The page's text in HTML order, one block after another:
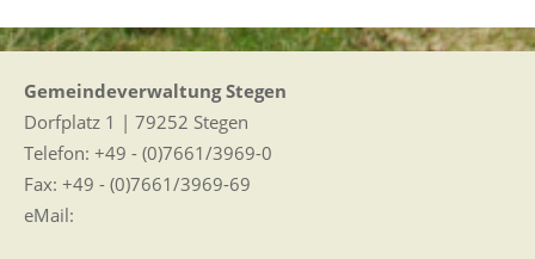
Gemeindeverwaltung Stegen
Dorfplatz 1 | 79252 Stegen
Telefon: +49 - (0)7661/3969-0
Fax: +49 - (0)7661/3969-69
eMail: